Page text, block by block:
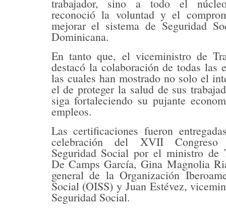
trabajador, sino a todo el
reconoció la voluntad y el
mejorar el sistema de Seguridad
Dominicana.
En tanto que, el viceministro de
destacó la colaboración de todas las
las cuales han mostrado no solo el
el de proteger la salud de sus
siga fortaleciendo su pujante
empleos.
Las certificaciones fueron
celebración del XVII Congreso
Seguridad Social por el ministro de
De Camps García, Gina Magnolia
general de la Organización
Social (OISS) y Juan Estévez,
Seguridad Social.